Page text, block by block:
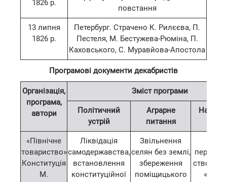
1826 р.
повстання
13 липня
1826 р.
Петербург. Страчено К. Рилєєва, П.
Пестеля, М. Бестужева-Рюміна, П.
Каховського, С. Муравйова-Апостола
Програмові документи декабристів
Організація,
програма,
автори
Зміст програми
Політичний
устрій
Аграрне
питання
«Північне
товариство»
Конституція
М.
Ліквідація
самодержавства,
встановлення
конституційної
Звільнення
селян без землі,
збереження
поміщицького